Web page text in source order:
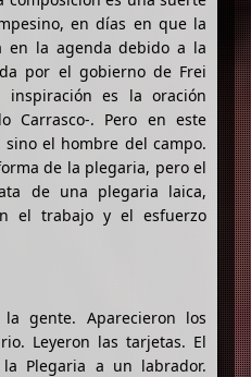
en días en que la
en la agenda debido a la
por el gobierno de Frei
inspiración es la oración
Carrasco-. Pero en este
el hombre del campo.
de la plegaria, pero el
de una plegaria laica,
el trabajo y el esfuerzo
gente. Aparecieron los
Leyeron las tarjetas. El
Plegaria a un labrador.